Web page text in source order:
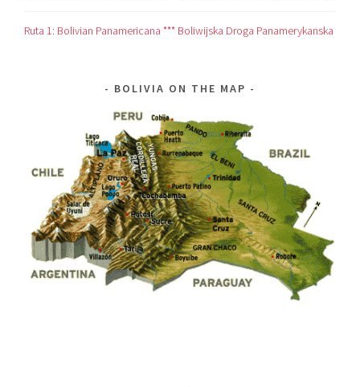
Ruta 1: Bolivian Panamericana *** Boliwijska Droga Panamerykanska
BOLIVIA ON THE MAP